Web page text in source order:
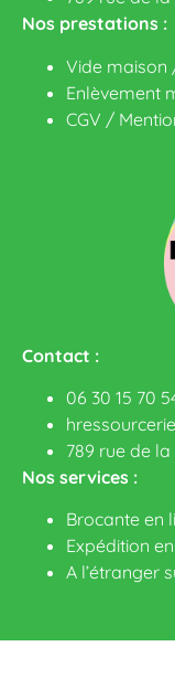
Nos prestations :
Vide maison
Enlèvement
CGV /
Contact :
06 30 15 70
789 rue de
Nos services :
Brocante en
Expédition
A l’étranger